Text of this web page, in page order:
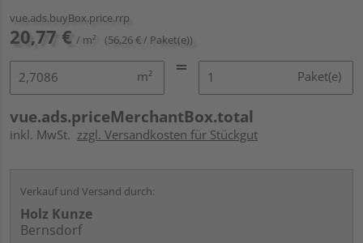
vue.ads.buyBox.price.rrp
20,77 € / m² (56,26 € / Paket(e))
m² Paket(e)
vue.ads.priceMerchantBox.total
inkl. MwSt. zzgl. Versandkosten für Stückgut
Verkauf und Versand durch:
Holz Kunze
Bernsdorf